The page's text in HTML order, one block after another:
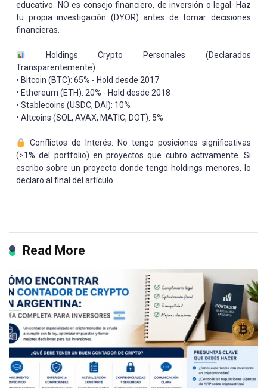
educativo. NO es consejo financiero, de inversión o legal. Haz
tu propia investigación (DYOR) antes de tomar decisiones
financieras.
Holdings Crypto Personales (Declarados
Transparentemente):
• Bitcoin (BTC): 65% - Hold desde 2017
• Ethereum (ETH): 20% - Hold desde 2018
• Stablecoins (USDC, DAI): 10%
• Altcoins (SOL, AVAX, MATIC, DOT): 5%
Conflictos de Interés: No tengo posiciones significativas
(>1% del portfolio) en proyectos que cubro activamente. Si
escribo sobre un proyecto donde tengo holdings menores, lo
declaro al final del artículo.
Read More